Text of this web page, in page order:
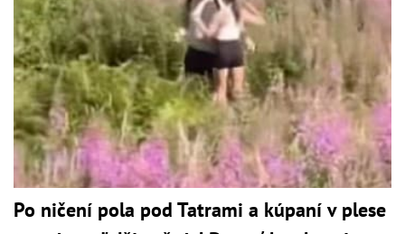
Po ničení pola pod Tatrami a kúpaní v plese